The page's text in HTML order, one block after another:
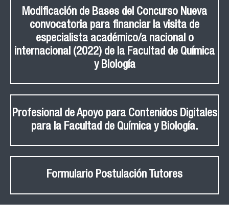
Modificación de Bases del Concurso Nueva
convocatoria para financiar la visita de
especialista académico/a nacional o
internacional (2022) de la Facultad de Química
y Biología
Profesional de Apoyo para Contenidos Digitales
para la Facultad de Química y Biología.
Formulario Postulación Tutores